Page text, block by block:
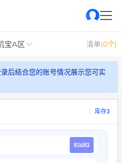
宝A区 清单(0个)
后结合您的账号情况展示您可实
库存3
8368Q